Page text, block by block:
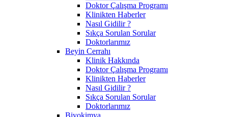
Doktor Çalışma Programı
Klinikten Haberler
Nasıl Gidilir ?
Sıkça Sorulan Sorular
Doktorlarımız
Beyin Cerrahı
Klinik Hakkında
Doktor Çalışma Programı
Klinikten Haberler
Nasıl Gidilir ?
Sıkça Sorulan Sorular
Doktorlarımız
Biyokimya